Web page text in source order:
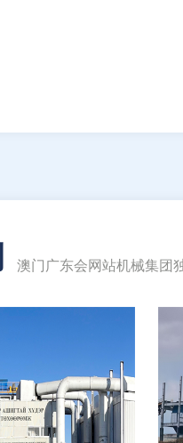
澳门广东会网站机械集团